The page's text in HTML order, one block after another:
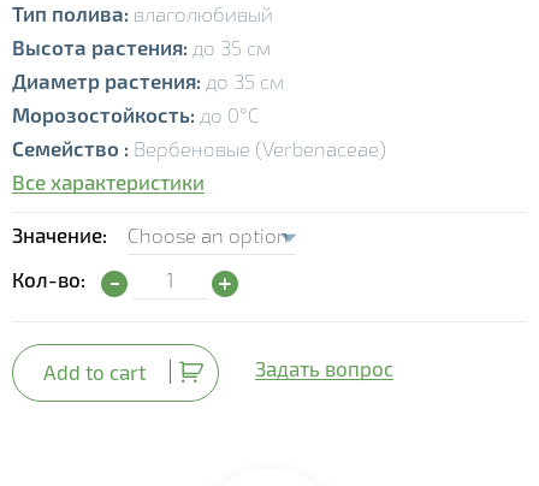
Тип полива: влаголюбивый
Высота растения: до 35 см
Диаметр растения: до 35 см
Морозостойкость: до 0°С
Семейство : Вербеновые (Verbenaceae)
Все характеристики
Значение
Кол-во:
Лантана (Lantana) quantity
Add to cart Задать вопрос